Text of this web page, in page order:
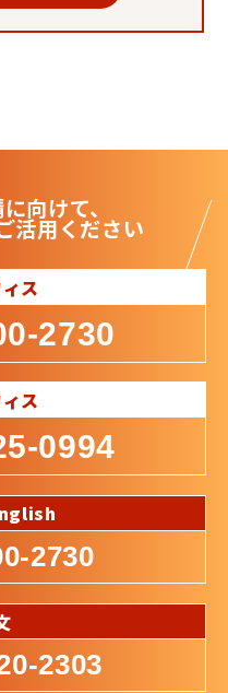
向けて、
活用ください
ス
2730
ス
0994
2730
2303